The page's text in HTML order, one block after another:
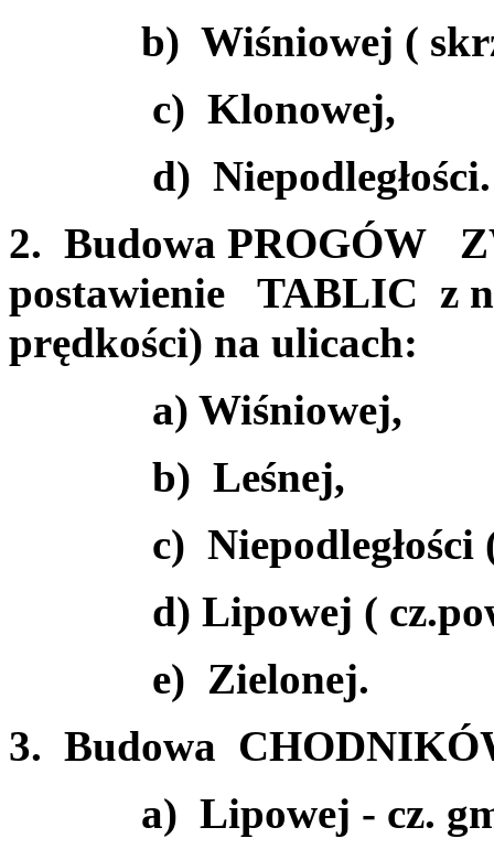
b) Wiśniowej (
c) Klonowej,
d) Niepodległości.
2. Budowa PROGÓW
postawienie TABLIC z
prędkości) na ulicach:
a) Wiśniowej,
b) Leśnej,
c) Niepodległości (
d) Lipowej (
e) Zielonej.
3. Budowa
a) Lipowej - cz.